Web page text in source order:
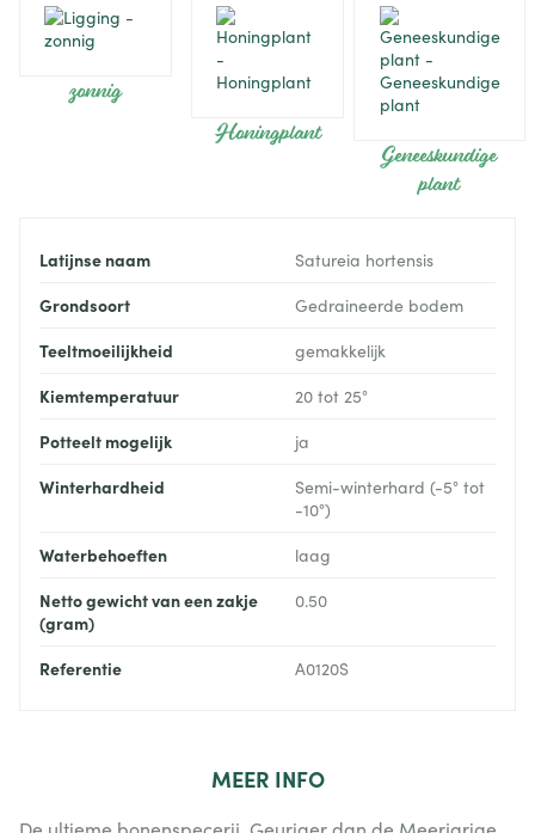
zonnig
Honingplant
Geneeskundige
plant
Latijnse naam Satureia hortensis
Grondsoort Gedraineerde bodem
Teeltmoeilijkheid gemakkelijk
Kiemtemperatuur 20 tot 25°
Potteelt mogelijk ja
Winterhardheid
Semi-winterhard (-5° tot
-10°)
Waterbehoeften laag
Netto gewicht van een zakje
(gram)
0.50
Referentie A0120S
MEER INFO